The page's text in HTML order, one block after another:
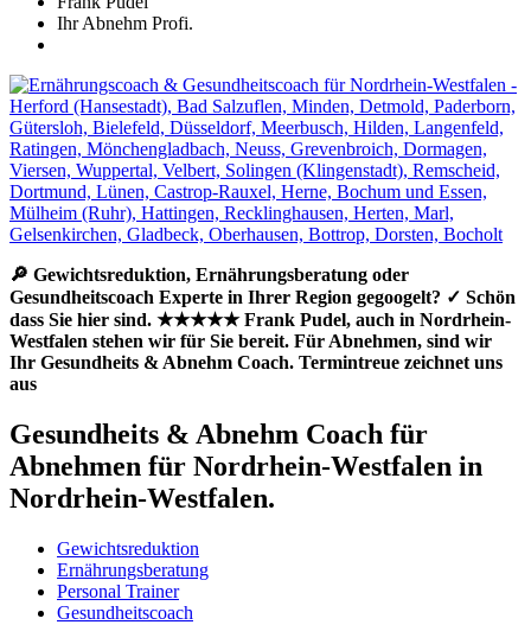
Ihr Abnehm Profi.
🔎 Gewichtsreduktion, Ernährungsberatung oder
Gesundheitscoach Experte in Ihrer Region gegoogelt? ✓ Schön
dass Sie hier sind. ★★★★★ Frank Pudel, auch in Nordrhein-
Westfalen stehen wir für Sie bereit. Für Abnehmen, sind wir
Ihr Gesundheits & Abnehm Coach. Termintreue zeichnet uns
aus
Gesundheits & Abnehm Coach für
Abnehmen für Nordrhein-Westfalen in
Nordrhein-Westfalen.
Gewichtsreduktion
Ernährungsberatung
Personal Trainer
Gesundheitscoach